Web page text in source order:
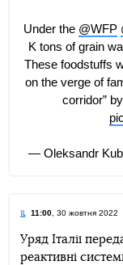
Under the @WFP
K tons of grain
These foodstuffs
on the verge of
corridor” by
— Oleksandr
11:00 , 30 жовтня 2022
Уряд Італії
реактивні